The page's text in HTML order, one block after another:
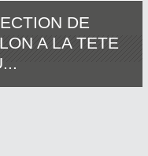
DE
A LA TETE